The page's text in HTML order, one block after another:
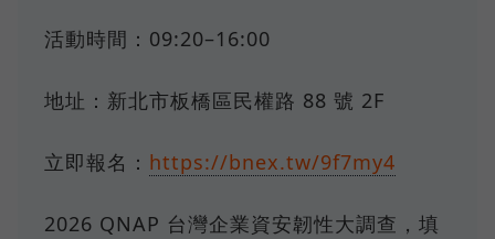
活動時間：09:20–16:00
地址：新北市板橋區民權路 88 號 2F
立即報名： https://bnex.tw/9f7my4
2026 QNAP 台灣企業資安韌性大調查，填